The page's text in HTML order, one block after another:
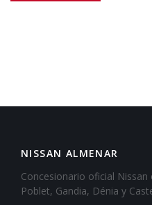
NISSAN ALMENAR
Concesionario oficial Nissan
Poblet, Gandia, Dénia y